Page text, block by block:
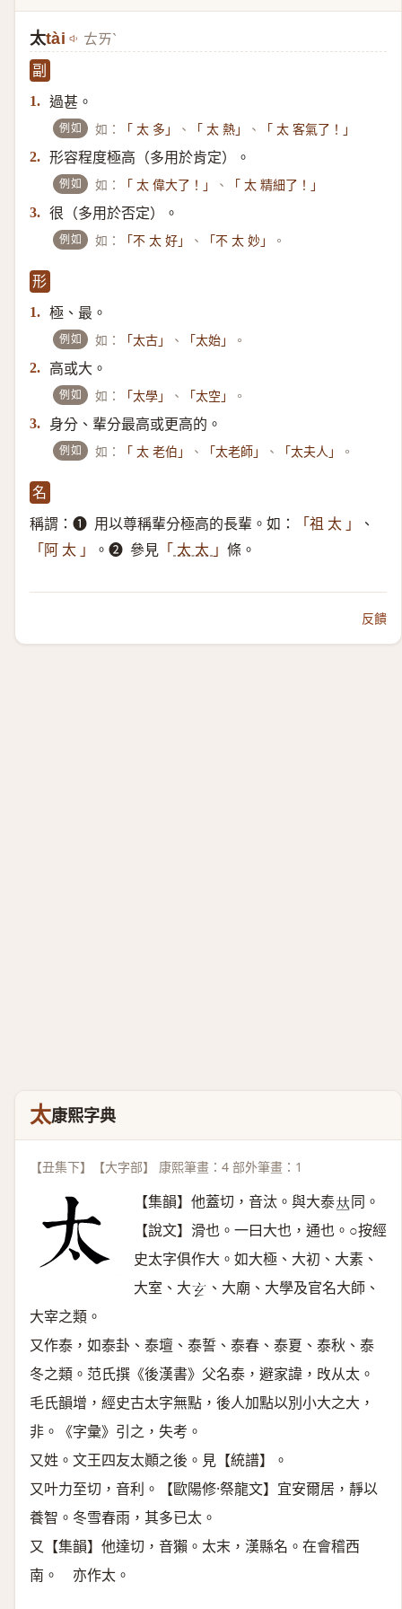
太tài ㄊㄞˋ
副
1. 過甚。
例如 如： 「 太 多」 、 「 太 熱」 、 「 太 客氣了！」
2. 形容程度極高（多用於肯定）​。
例如 如： 「 太 偉大了！」 、 「 太 精細了！」
3. 很（多用於否定）​。
例如 如： 「不 太 好」 、 「不 太 妙」 。
形
1. 極、最。
例如 如： 「太古」 、 「太始」 。
2. 高或大。
例如 如： 「太學」 、 「太空」 。
3. 身分、輩分最高或更高的。
例如 如： 「 太 老伯」 、 「太老師」 、 「太夫人」 。
名
稱謂：➊ ​ 用以尊稱輩分極高的長輩。如： 「祖 太 」 、
「阿 太 」 。➋ ​ 參見 「 太 太 」 條。
反饋
太康熙字典
【丑集下】【大字部】 康熙筆畫：4 部外筆畫：1
【集韻】他蓋切，音汰。與大泰𠀤同。
【說文】滑也。一曰大也，通也。○按經
史太字俱作大。如大極、大初、大素、
大室、大 𤣥
、大廟、大學及官名大師、
大宰之類。
又作泰，如泰卦、泰壇、泰誓、泰春、泰夏、泰秋、泰
冬之類。范氏撰《後漢書》父名泰，避家諱，攺从太。
毛氏韻增，經史古太字無點，後人加點以別小大之大，
非。《字彙》引之，失考。
又姓。文王四友太顚之後。見【統譜】。
又叶力至切，音利。【歐陽修·祭龍文】宜安爾居，靜以
養智。冬雪春雨，其多已太。
又【集韻】他達切，音獺。太末，漢縣名。在會稽西
南。 亦作太。